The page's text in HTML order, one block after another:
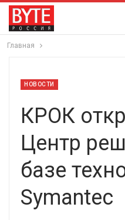
Главная
НОВОСТИ
КРОК
Центр
базе
Symantec